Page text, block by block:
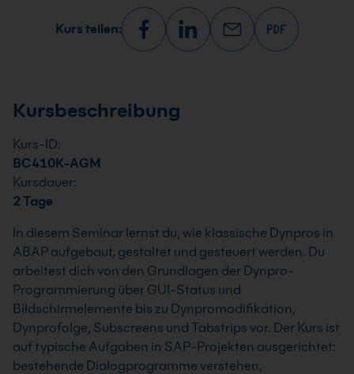
Kurs teilen:
Kursbeschreibung
Kurs-ID:
BC410K-AGM
Kursdauer:
2 Tage
In diesem Seminar lernst du, wie klassische Dynpros in
ABAP aufgebaut, gestaltet und gesteuert werden. Du
arbeitest dich von den Grundlagen der Dynpro-
Programmierung über GUI-Status und
Bildschirmelemente bis zu Dynpromodifikation,
Dynprofolge, Subscreens und Tabstrips vor. Der Kurs ist
auf typische Aufgaben in SAP-Projekten ausgerichtet:
bestehende Dialogprogramme verstehen,